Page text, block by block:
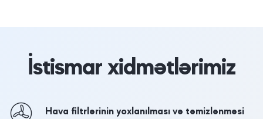
İstismar xidmətlərimiz
Hava filtrlərinin yoxlanılması və təmizlənməsi